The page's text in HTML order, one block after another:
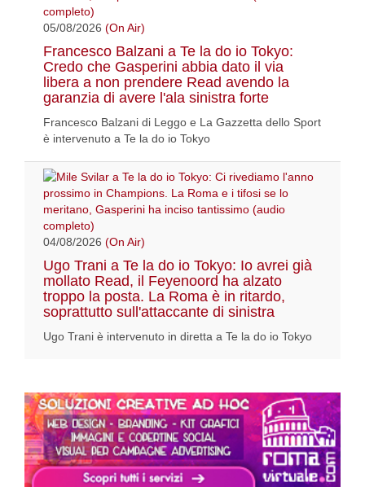
05/08/2026 (On Air)
Francesco Balzani a Te la do io Tokyo:
Credo che Gasperini abbia dato il via
libera a non prendere Read avendo la
garanzia di avere l'ala sinistra forte
Francesco Balzani di Leggo e La Gazzetta dello Sport
è intervenuto a Te la do io Tokyo
04/08/2026 (On Air)
Ugo Trani a Te la do io Tokyo: Io avrei già
mollato Read, il Feyenoord ha alzato
troppo la posta. La Roma è in ritardo,
soprattutto sull'attaccante di sinistra
Ugo Trani è intervenuto in diretta a Te la do io Tokyo